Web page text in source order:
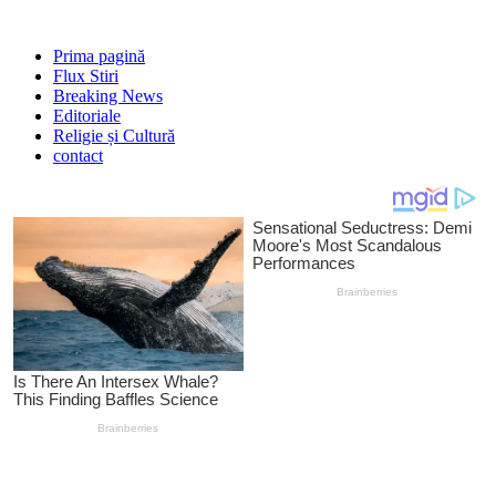
Prima pagină
Flux Stiri
Breaking News
Editoriale
Religie și Cultură
contact